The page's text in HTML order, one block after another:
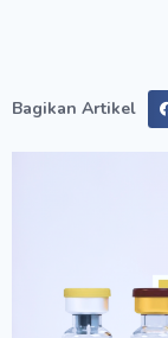
Bagikan Artikel